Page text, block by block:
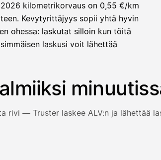
kilometrikorvaus on 0,55 €/km
Kevytyrittäjyys sopii yhtä hyvin
ohessa: laskutat silloin kun töitä
laskusi voit lähettää
rivi — Truster laskee ALV:n ja lähettää
lasketaan automaattisesti